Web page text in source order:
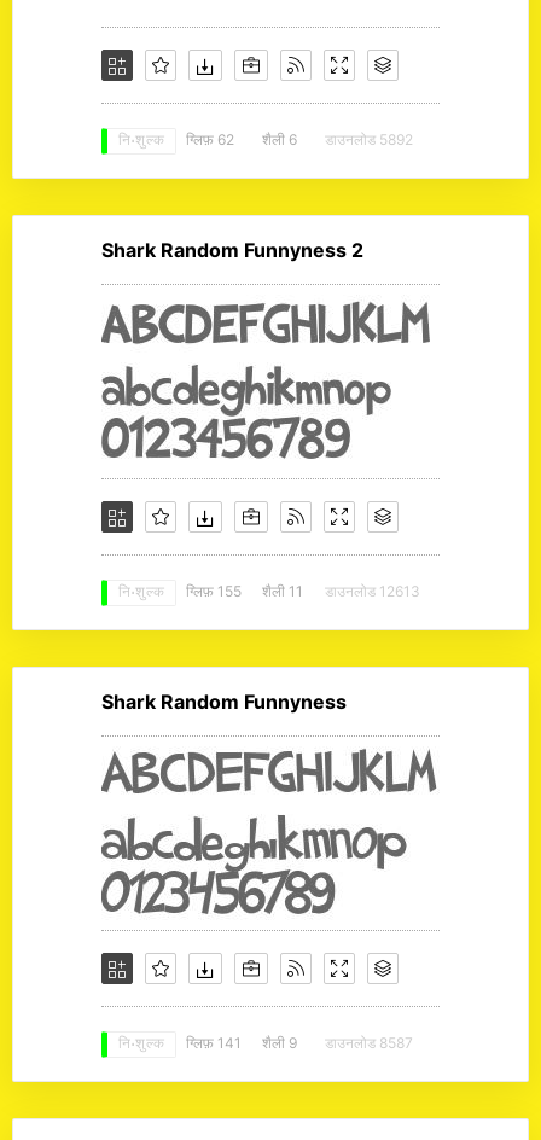
नि: शुल्क ग्लिफ़ 62 शैली 6 डाउनलोड 5892
Shark Random Funnyness 2
नि: शुल्क ग्लिफ़ 155 शैली 11 डाउनलोड 12613
Shark Random Funnyness
नि: शुल्क ग्लिफ़ 141 शैली 9 डाउनलोड 8587